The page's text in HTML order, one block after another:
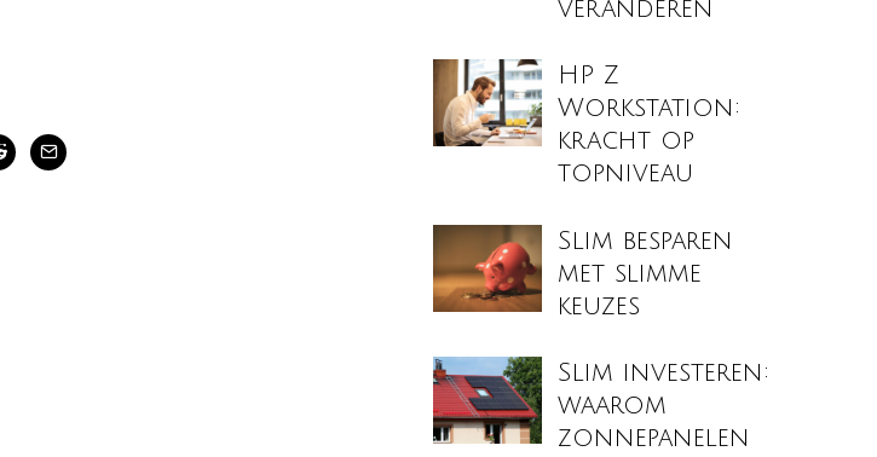
veranderen
HP Z
Workstation:
kracht op
topniveau
Slim besparen
met slimme
keuzes
Slim investeren:
waarom
zonnepanelen